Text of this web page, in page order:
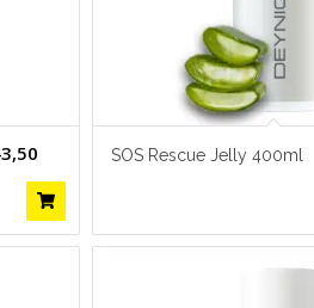
SOS Rescue Jelly 400ml